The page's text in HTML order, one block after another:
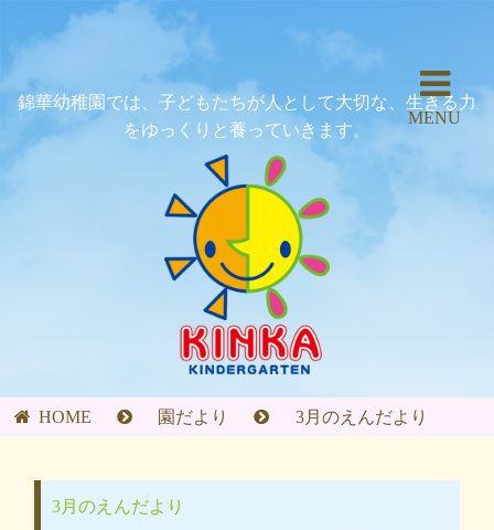
錦華幼稚園では、子どもたちが人として大切な、生きる力
をゆっくりと養っていきます。
MENU
HOME 園だより 3月のえんだより
3月のえんだより